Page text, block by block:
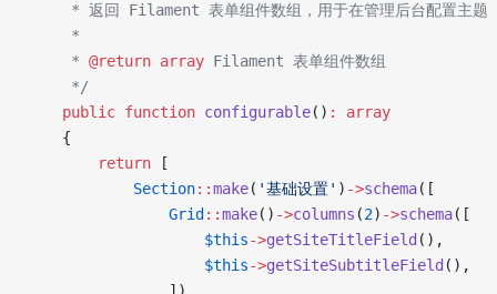
     * 返回 Filament 表单组件数组，用于在管理后台配置主题
     *
     *
@return array Filament 表单组件数组
     */
    public
function configurable() :
array
    {
        return
[
            Section
::make( '基础设置' ) ->schema([
                Grid
::make() ->columns (2) ->schema([
                    $this
->getSiteTitleField (),
                    $this
->getSiteSubtitleField (),